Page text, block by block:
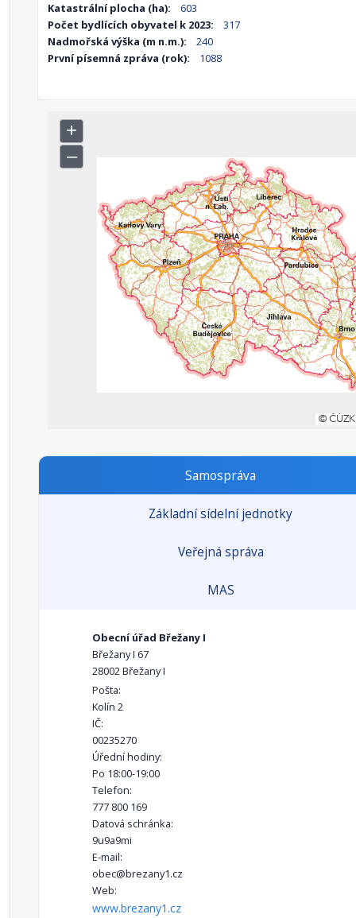
Katastrální plocha (ha):
603
Počet bydlících obyvatel k 2023:
317
Nadmořská výška (m n.m.):
240
První písemná zpráva (rok):
1088
Samospráva
Základní sídelní jednotky
Veřejná správa
MAS
Obecní úřad Břežany I
Břežany I 67
28002 Břežany I
Pošta:
Kolín 2
IČ:
00235270
Úřední hodiny:
Po 18:00-19:00
Telefon:
777 800 169
Datová schránka:
9u9a9mi
E-mail:
obec@brezany1.cz
Web:
www.brezany1.cz